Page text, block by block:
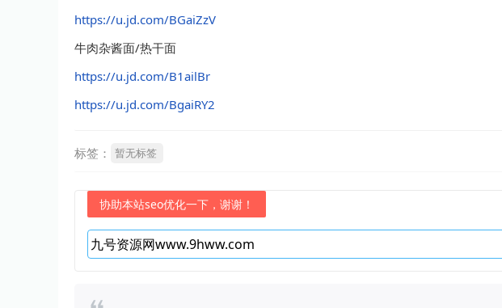
https://u.jd.com/BGaiZzV
牛肉杂酱面/热干面
https://u.jd.com/B1ailBr
https://u.jd.com/BgaiRY2
标签： 暂无标签
协助本站seo优化一下，谢谢！